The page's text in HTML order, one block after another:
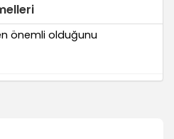
önemli olduğunu
kullanımı